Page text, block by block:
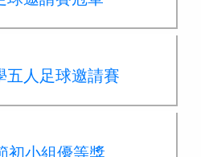
五人足球邀請賽
初小組優等獎